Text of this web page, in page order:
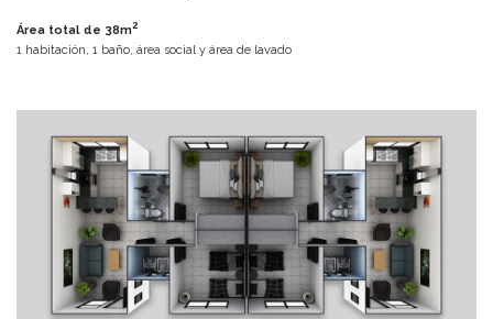
Área total de 38m2
1 habitación, 1 baño, área social y área de lavado